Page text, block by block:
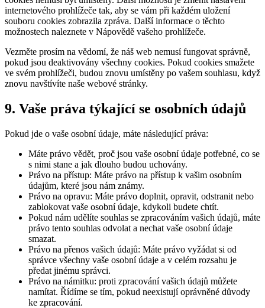
internetového prohlížeče tak, aby se vám při každém uložení
souboru cookies zobrazila zpráva. Další informace o těchto
možnostech naleznete v Nápovědě vašeho prohlížeče.
Vezměte prosím na vědomí, že náš web nemusí fungovat správně,
pokud jsou deaktivovány všechny cookies. Pokud cookies smažete
ve svém prohlížeči, budou znovu umístěny po vašem souhlasu, když
znovu navštívíte naše webové stránky.
9. Vaše práva týkající se osobních údajů
Pokud jde o vaše osobní údaje, máte následující práva:
Máte právo vědět, proč jsou vaše osobní údaje potřebné, co se
s nimi stane a jak dlouho budou uchovány.
Právo na přístup: Máte právo na přístup k vašim osobním
údajům, které jsou nám známy.
Právo na opravu: Máte právo doplnit, opravit, odstranit nebo
zablokovat vaše osobní údaje, kdykoli budete chtít.
Pokud nám udělíte souhlas se zpracováním vašich údajů, máte
právo tento souhlas odvolat a nechat vaše osobní údaje
smazat.
Právo na přenos vašich údajů: Máte právo vyžádat si od
správce všechny vaše osobní údaje a v celém rozsahu je
předat jinému správci.
Právo na námitku: proti zpracování vašich údajů můžete
namítat. Řídíme se tím, pokud neexistují oprávněné důvody
ke zpracování.